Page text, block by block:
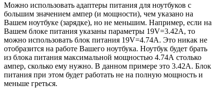
Можно использовать адаптеры питания для ноутбуков с
большим значением ампер (и мощности), чем указано на
Вашем ноутбуке (зарядке), но не меньшим. Например, если на
Вашем блоке питания указаны параметры 19V=3.42A, то
можно использовать блок питания 19V=4.74A. Это никак не
отобразится на работе Вашего ноутбука. Ноутбук будет брать
из блока питания максимальной мощностью 4.74А столько
ампер, сколько ему нужно. В данном примере это 3.42А. Блок
питания при этом будет работать не на полную мощность и
меньше греться.